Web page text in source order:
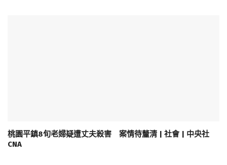
桃園平鎮8旬老婦疑遭丈夫殺害 案情待釐清 | 社會 | 中央社
CNA